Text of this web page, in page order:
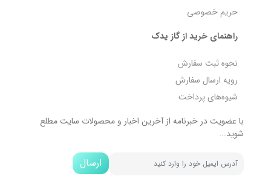
حریم خصوصی
راهنمای خرید از گاز یدک
نحوه ثبت سفارش
رویه ارسال سفارش
شیوه‌های پرداخت
با عضویت در خبرنامه از آخرین اخبار و محصولات سایت مطلع
شوید...
ارسال